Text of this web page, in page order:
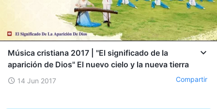
Música cristiana 2017 | "El significado de la
aparición de Dios" El nuevo cielo y la nueva tierra
14 Jun 2017 Compartir